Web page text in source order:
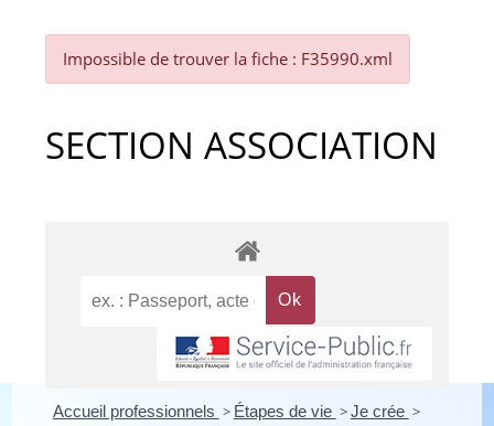
Impossible de trouver la fiche : F35990.xml
SECTION ASSOCIATION
Accueil professionnels > Étapes de vie >Je crée >